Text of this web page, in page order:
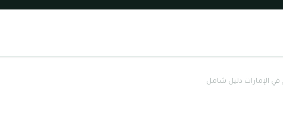
في الإمارات دليل شامل